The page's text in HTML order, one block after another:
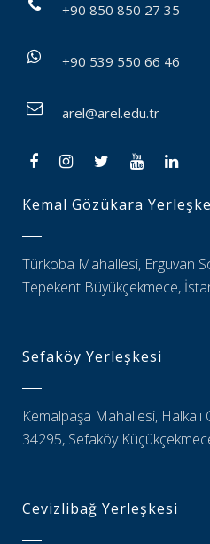
+90 850 850 27 35
+90 539 550 66 46
arel@arel.edu.tr
Kemal Gözükara
Türkoba Mahallesi, Erguvan
Tepekent Büyükçekmece,
Sefaköy Yerleşkesi
Kemalpaşa Mahallesi,
34295, Sefaköy
Cevizlibağ Yerleşkesi